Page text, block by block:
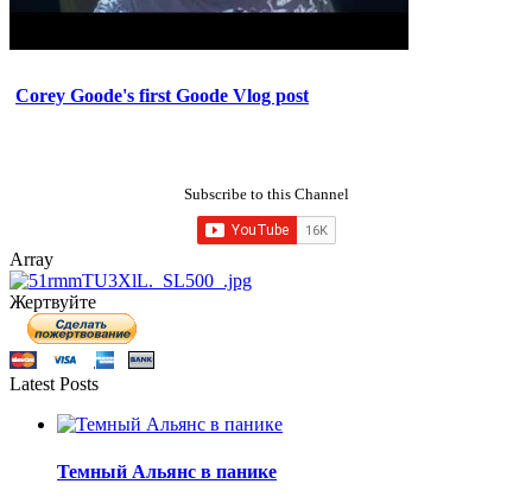
Corey Goode's first Goode Vlog post
Subscribe to this Channel
Array
Жертвуйте
Latest Posts
Темный Альянс в панике